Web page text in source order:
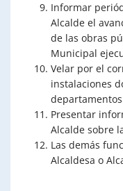
Informar
Alcalde el
de las obras
Municipal
Velar por el
instalaciones
Presentar
Alcalde sobre
Las demás
Alcaldesa o